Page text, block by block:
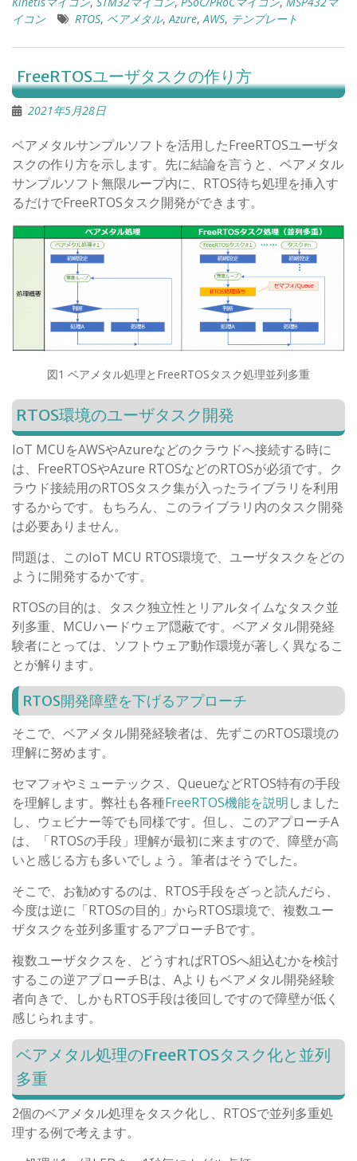
イコン
RTOS, ベアメタル, Azure, AWS, テンプレート
FreeRTOSユーザタスクの作り方
2021年5月28日
ベアメタルサンプルソフトを活用したFreeRTOSユーザタ
スクの作り方を示します。先に結論を言うと、ベアメタル
サンプルソフト無限ループ内に、RTOS待ち処理を挿入す
るだけでFreeRTOSタスク開発ができます。
図1 ベアメタル処理とFreeRTOSタスク処理並列多重
RTOS環境のユーザタスク開発
IoT MCUをAWSやAzureなどのクラウドへ接続する時に
は、FreeRTOSやAzure RTOSなどのRTOSが必須です。ク
ラウド接続用のRTOSタスク集が入ったライブラリを利用
するからです。もちろん、このライブラリ内のタスク開発
は必要ありません。
問題は、このIoT MCU RTOS環境で、ユーザタスクをどの
ように開発するかです。
RTOSの目的は、タスク独立性とリアルタイムなタスク並
列多重、MCUハードウェア隠蔽です。ベアメタル開発経
験者にとっては、ソフトウェア動作環境が著しく異なるこ
とが解ります。
RTOS開発障壁を下げるアプローチ
そこで、ベアメタル開発経験者は、先ずこのRTOS環境の
理解に努めます。
セマフォやミューテックス、QueueなどRTOS特有の手段
を理解します。弊社も各種FreeRTOS機能を説明しました
し、ウェビナー等でも同様です。但し、このアプローチA
は、「RTOSの手段」理解が最初に来ますので、障壁が高
いと感じる方も多いでしょう。筆者はそうでした。
そこで、お勧めするのは、RTOS手段をざっと読んだら、
今度は逆に「RTOSの目的」からRTOS環境で、複数ユー
ザタスクを並列多重するアプローチBです。
複数ユーザタクスを、どうすればRTOSへ組込むかを検討
するこの逆アプローチBは、Aよりもベアメタル開発経験
者向きで、しかもRTOS手段は後回しですので障壁が低く
感じられます。
ベアメタル処理のFreeRTOSタスク化と並列
多重
2個のベアメタル処理をタスク化し、RTOSで並列多重処
理する例で考えます。